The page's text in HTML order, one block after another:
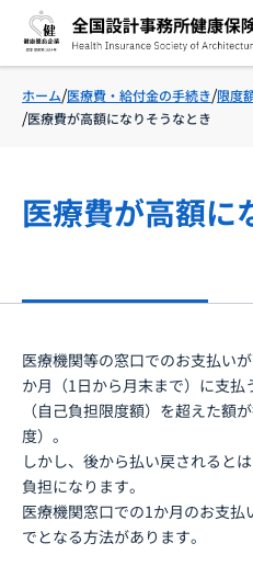
ホーム 医療費・給付金の手続き 限度
医療費が高額になりそうなとき
医療費が高額に
医療機関等の窓口でのお支払い
か月（1日から月末まで）に支
（自己負担限度額）を超えた額
度）。
しかし、後から払い戻されると
負担になります。
医療機関窓口での1か月のお支
でとなる方法があります。